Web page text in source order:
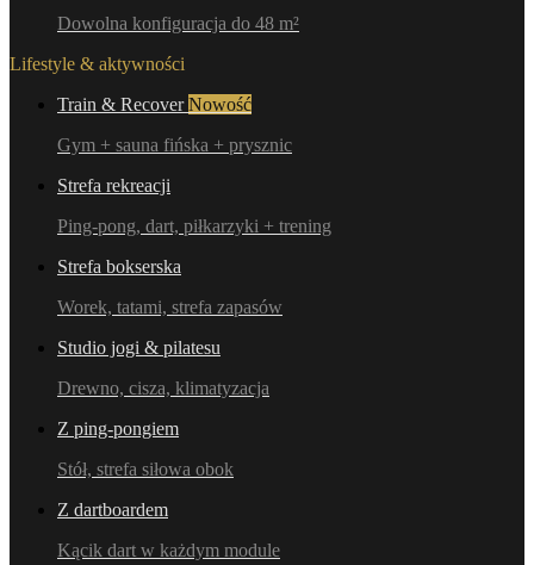
Dowolna konfiguracja do 48 m²
Lifestyle & aktywności
Train & Recover Nowość
Gym + sauna fińska + prysznic
Strefa rekreacji
Ping-pong, dart, piłkarzyki + trening
Strefa bokserska
Worek, tatami, strefa zapasów
Studio jogi & pilatesu
Drewno, cisza, klimatyzacja
Z ping-pongiem
Stół, strefa siłowa obok
Z dartboardem
Kącik dart w każdym module